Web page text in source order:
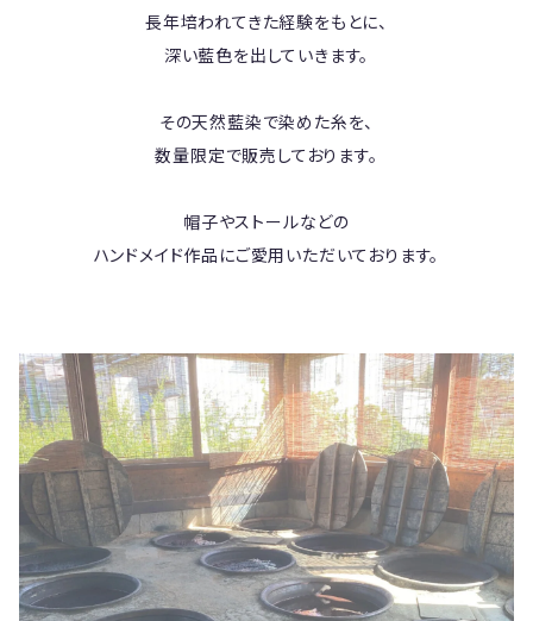
長年培われてきた経験をもとに、
深い藍色を出していきます。
その天然藍染で染めた糸を、
数量限定で販売しております。
帽子やストールなどの
ハンドメイド作品にご愛用いただいております。